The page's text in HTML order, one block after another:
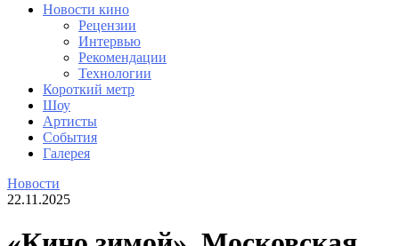
Новости кино
Рецензии
Интервью
Рекомендации
Технологии
Короткий метр
Шоу
Артисты
События
Галерея
Новости
22.11.2025